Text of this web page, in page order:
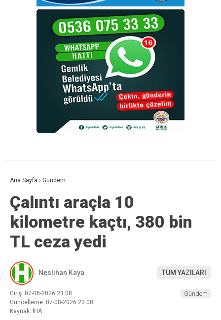
Ana Sayfa › Gündem
Çalıntı araçla 10
kilometre kaçtı, 380 bin
TL ceza yedi
Neslihan Kaya TÜM YAZILARI
Giriş: 07-08-2026 23:08
Güncelleme: 07-08-2026 23:08
Kaynak: İHA
Gündem